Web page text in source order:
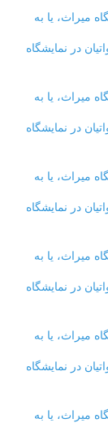
میراث، یا به
در نمایشگاه
میراث، یا به
در نمایشگاه
میراث، یا به
در نمایشگاه
میراث، یا به
در نمایشگاه
میراث، یا به
در نمایشگاه
میراث، یا به